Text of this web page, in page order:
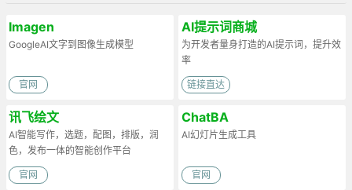
Imagen
GoogleAI文字到图像生成模型
官网
AI提示词商城
为开发者量身打造的AI提示词，提升效
率
链接直达
讯飞绘文
AI智能写作，选题，配图，排版，润
色，发布一体的智能创作平台
官网
ChatBA
AI幻灯片生成工具
官网